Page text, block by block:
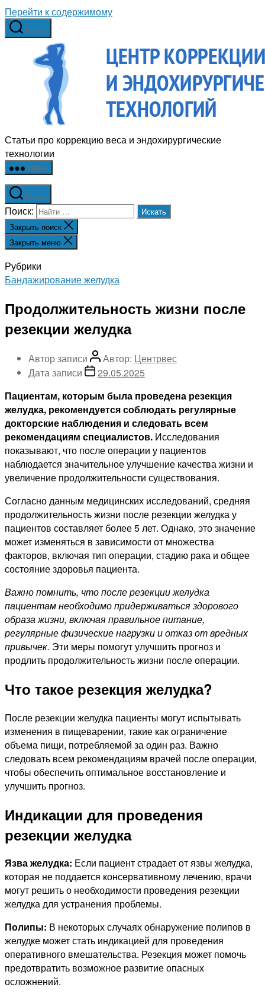
Перейти к содержимому
Поиск
Статьи про коррекцию веса и эндохирургические
технологии
Меню
Поиск
Поиск:
Закрыть поиск
Закрыть меню
Рубрики
Бандажирование желудка
Продолжительность жизни после
резекции желудка
Автор записи Автор: Центрвес
Дата записи
29.05.2025
Пациентам, которым была проведена резекция
желудка, рекомендуется соблюдать регулярные
докторские наблюдения и следовать всем
рекомендациям специалистов. Исследования
показывают, что после операции у пациентов
наблюдается значительное улучшение качества жизни и
увеличение продолжительности существования.
Согласно данным медицинских исследований, средняя
продолжительность жизни после резекции желудка у
пациентов составляет более 5 лет. Однако, это значение
может изменяться в зависимости от множества
факторов, включая тип операции, стадию рака и общее
состояние здоровья пациента.
Важно помнить, что после резекции желудка
пациентам необходимо придерживаться здорового
образа жизни, включая правильное питание,
регулярные физические нагрузки и отказ от вредных
привычек. Эти меры помогут улучшить прогноз и
продлить продолжительность жизни после операции.
Что такое резекция желудка?
После резекции желудка пациенты могут испытывать
изменения в пищеварении, такие как ограничение
объема пищи, потребляемой за один раз. Важно
следовать всем рекомендациям врачей после операции,
чтобы обеспечить оптимальное восстановление и
улучшить прогноз.
Индикации для проведения
резекции желудка
Язва желудка: Если пациент страдает от язвы желудка,
которая не поддается консервативному лечению, врачи
могут решить о необходимости проведения резекции
желудка для устранения проблемы.
Полипы: В некоторых случаях обнаружение полипов в
желудке может стать индикацией для проведения
оперативного вмешательства. Резекция может помочь
предотвратить возможное развитие опасных
осложнений.